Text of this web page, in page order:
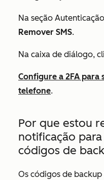
Na seção
Remover SMS.
Na caixa de diálogo,
Configure a 2FA
telefone.
Por que estou
notificação
códigos de
Os códigos de